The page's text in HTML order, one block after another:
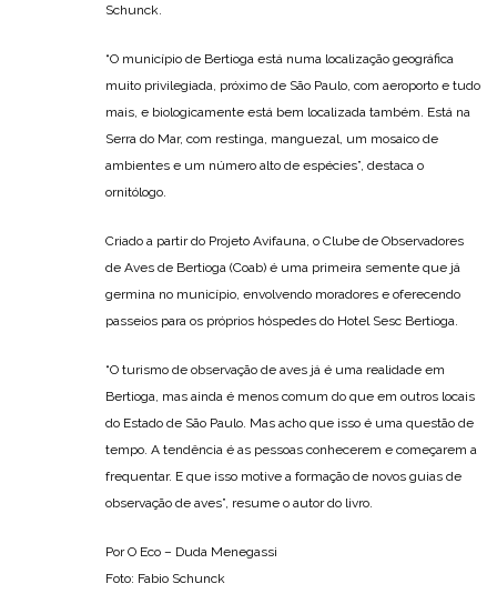
Schunck.
“O município de Bertioga está numa localização geográfica
muito privilegiada, próximo de São Paulo, com aeroporto e tudo
mais, e biologicamente está bem localizada também. Está na
Serra do Mar, com restinga, manguezal, um mosaico de
ambientes e um número alto de espécies”, destaca o
ornitólogo.
Criado a partir do Projeto Avifauna, o Clube de Observadores
de Aves de Bertioga (Coab) é uma primeira semente que já
germina no município, envolvendo moradores e oferecendo
passeios para os próprios hóspedes do Hotel Sesc Bertioga.
“O turismo de observação de aves já é uma realidade em
Bertioga, mas ainda é menos comum do que em outros locais
do Estado de São Paulo. Mas acho que isso é uma questão de
tempo. A tendência é as pessoas conhecerem e começarem a
frequentar. E que isso motive a formação de novos guias de
observação de aves”, resume o autor do livro.
Por O Eco – Duda Menegassi
Foto: Fabio Schunck